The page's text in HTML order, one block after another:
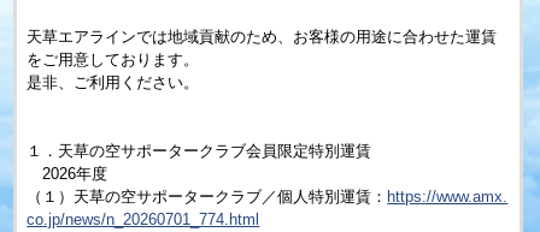
天草エアラインでは地域貢献のため、お客様の用途に合わせた運賃
をご用意しております。
是非、ご利用ください。
１．天草の空サポータークラブ会員限定特別運賃
2026年度
（１）天草の空サポータークラブ／個人特別運賃： https://www.amx.
co.jp/news/n_20260701_774.html